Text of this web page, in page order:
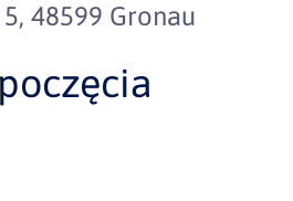
48599 Gronau